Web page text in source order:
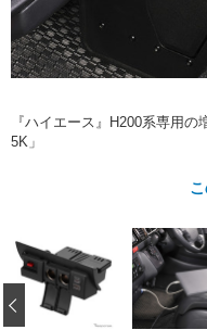
コラム
ショップレポート
レストア
イベント告知
『ハイエース』H200系専用
5K」
‹